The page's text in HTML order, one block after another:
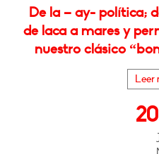
De la – ay- política;
de laca a mares y
nuestro clásico
Leer